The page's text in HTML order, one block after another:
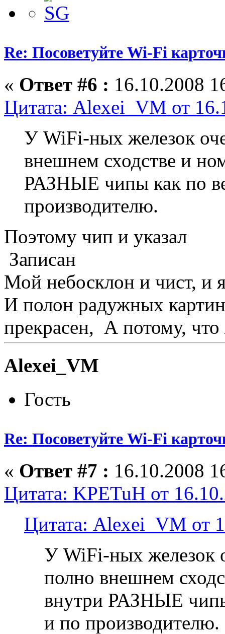
Re: Посоветуйте Wi-Fi
« Ответ #6 : 16.10.2008
Цитата: Alexei_VM от
У WiFi-ных железок
внешнем сходстве и
РАЗНЫЕ чипы как по
производителю.
Поэтому чип и указал
Записан
Мой небосклон и чист, и
И полон радужных
прекрасен, А потому,
Alexei_VM
Гость
Re: Посоветуйте Wi-Fi
« Ответ #7 : 16.10.2008
Цитата: KPETuH от
Цитата: Alexei_VM от
У WiFi-ных железок
полно внешнем
внутри РАЗНЫЕ
и по производителю.